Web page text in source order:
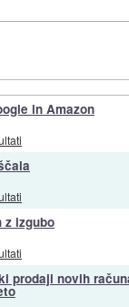
in Amazon
z izgubo
prodaji novih